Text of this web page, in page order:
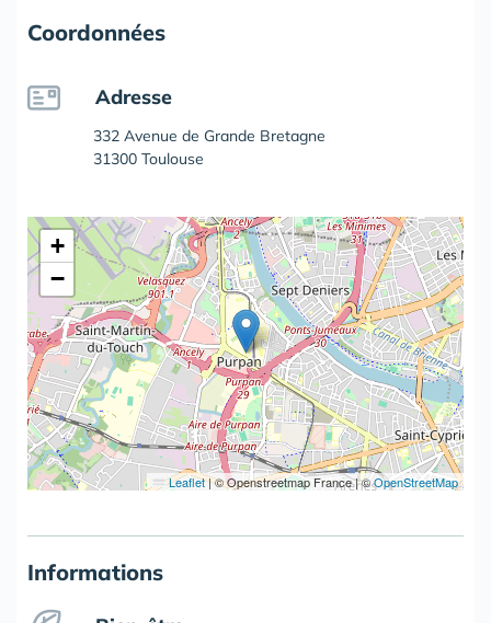
Coordonnées
Adresse
332 Avenue de Grande Bretagne
31300 Toulouse
+
−
Leaflet|© Openstreetmap France | ©OpenStreetMap
Informations